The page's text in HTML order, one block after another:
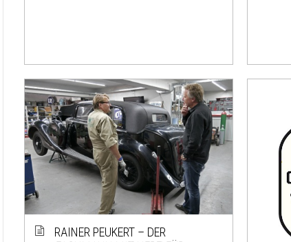
RAINER PEUKERT – DER